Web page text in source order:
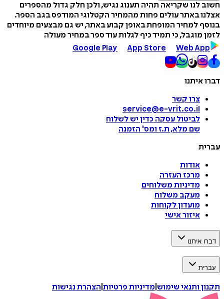
חשוב לנו שקריאה תהיה תענוג נגיש, ולכן חלק גדול מהספרים
אצלנו באתר עולים פחות מהמחיר הקטלוגי המודפס בגב הספר.
בנוסף למחיר המופחת באופן קבוע באתר, יש גם מבצעים מיוחדים
לזמן מוגבל, כי תמיד כיף לגלות עוד ספר במחיר מעולה
Google Play
App Store Web App
דברו איתנו
צרו קשר
service@e-vrit.co.il
לביטול עסקה כדין יש לשלוח
שם מלא, ת.ז ומס' הזמנה
עברית
אודות
מרכז העזרה
מדיניות משלוחים
מעקב משלוח
מועדון לקוחות
איזור אישי
דברו איתנו
עברית
תקנון ותנאי שימוש מדיניות פרטיות הצהרת נגישות